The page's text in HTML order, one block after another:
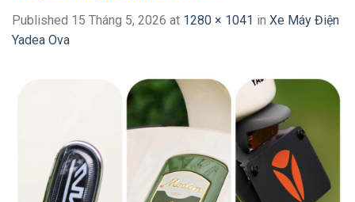
Published 15 Tháng 5, 2026 at 1280 × 1041 in Xe Máy Điện
Yadea Ova